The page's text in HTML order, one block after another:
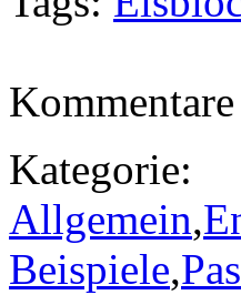
Kategorie:
Allgemein,
Beispiele,